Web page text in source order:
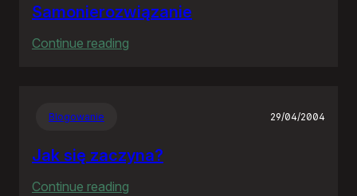
Samonierozwiązanie
Continue reading
Blogowanie 29/04/2004
Jak się zaczyna?
Continue reading